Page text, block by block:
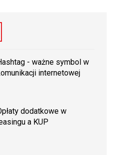
- ważne symbol w
internetowej
dodatkowe w
a KUP